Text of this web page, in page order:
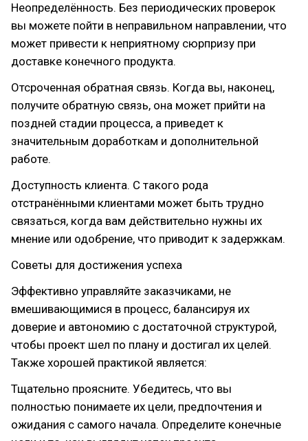
Неопределённость. Без периодических проверок
вы можете пойти в неправильном направлении, что
может привести к неприятному сюрпризу при
доставке конечного продукта.
Отсроченная обратная связь. Когда вы, наконец,
получите обратную связь, она может прийти на
поздней стадии процесса, а приведет к
значительным доработкам и дополнительной
работе.
Доступность клиента. С такого рода
отстранёнными клиентами может быть трудно
связаться, когда вам действительно нужны их
мнение или одобрение, что приводит к задержкам.
Советы для достижения успеха
Эффективно управляйте заказчиками, не
вмешивающимися в процесс, балансируя их
доверие и автономию с достаточной структурой,
чтобы проект шел по плану и достигал их целей.
Также хорошей практикой является:
Тщательно проясните. Убедитесь, что вы
полностью понимаете их цели, предпочтения и
ожидания с самого начала. Определите конечные